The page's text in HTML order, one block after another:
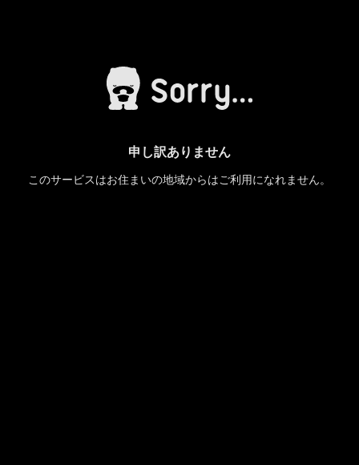
申し訳ありません
このサービスはお住まいの地域からはご利用になれません。